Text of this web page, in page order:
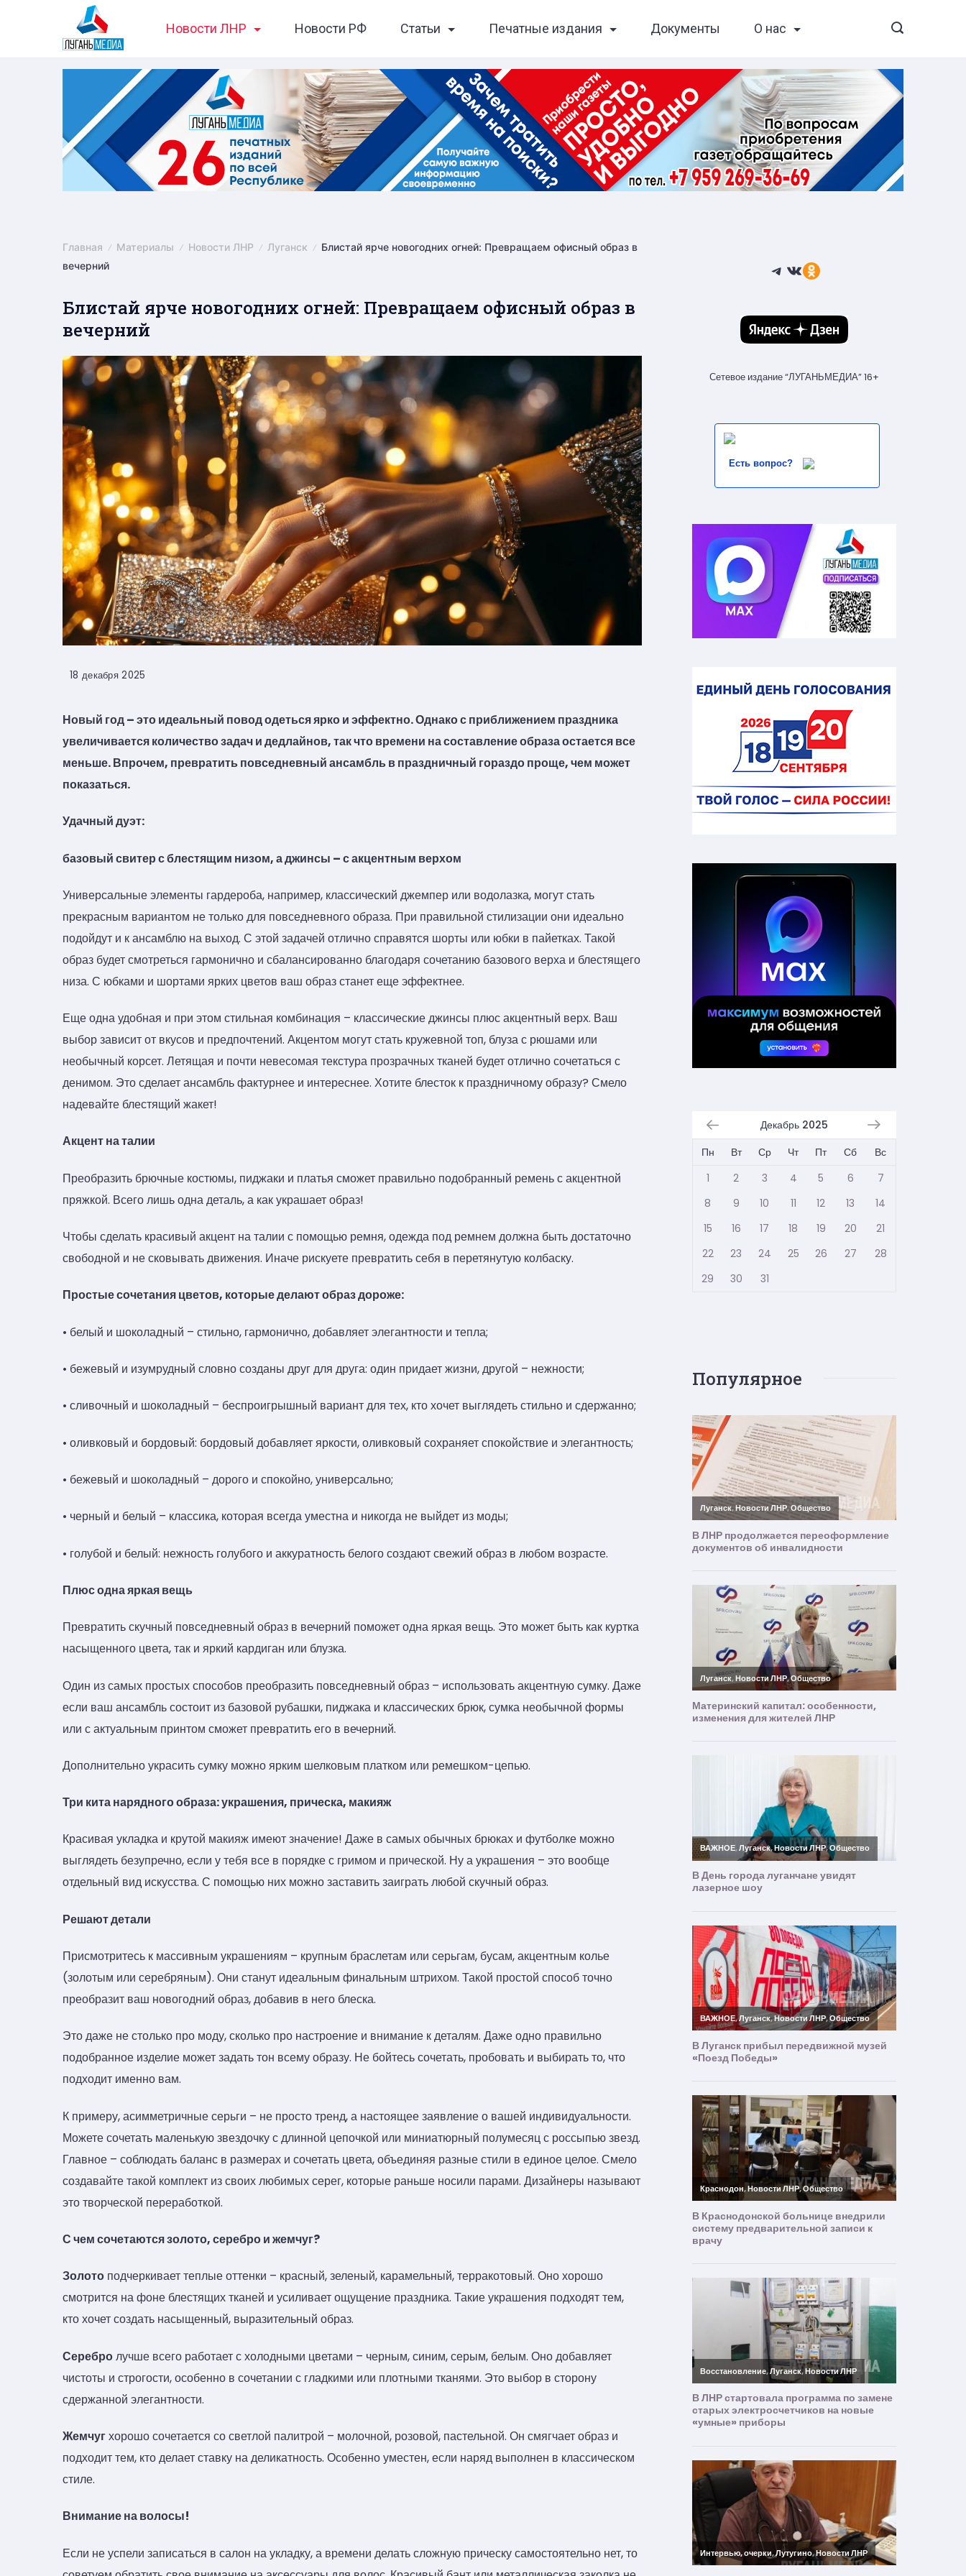
Новости ЛНР Новости РФ Статьи Печатные издания Документы О нас
Главная Материалы Новости ЛНР Луганск
Блистай ярче новогодних огней: Превращаем офисный образ в
вечерний
Блистай ярче новогодних огней: Превращаем офисный образ в
вечерний
18 декабря 2025
Новый год – это идеальный повод одеться ярко и эффектно. Однако с приближением праздника
увеличивается количество задач и дедлайнов, так что времени на составление образа остается все
меньше. Впрочем, превратить повседневный ансамбль в праздничный гораздо проще, чем может
показаться.
Удачный дуэт:
базовый свитер с блестящим низом, а джинсы – с акцентным верхом
Универсальные элементы гардероба, например, классический джемпер или водолазка, могут стать
прекрасным вариантом не только для повседневного образа. При правильной стилизации они идеально
подойдут и к ансамблю на выход. С этой задачей отлично справятся шорты или юбки в пайетках. Такой
образ будет смотреться гармонично и сбалансированно благодаря сочетанию базового верха и блестящего
низа. С юбками и шортами ярких цветов ваш образ станет еще эффектнее.
Еще одна удобная и при этом стильная комбинация – классические джинсы плюс акцентный верх. Ваш
выбор зависит от вкусов и предпочтений. Акцентом могут стать кружевной топ, блуза с рюшами или
необычный корсет. Летящая и почти невесомая текстура прозрачных тканей будет отлично сочетаться с
денимом. Это сделает ансамбль фактурнее и интереснее. Хотите блесток к праздничному образу? Смело
надевайте блестящий жакет!
Акцент на талии
Преобразить брючные костюмы, пиджаки и платья сможет правильно подобранный ремень с акцентной
пряжкой. Всего лишь одна деталь, а как украшает образ!
Чтобы сделать красивый акцент на талии с помощью ремня, одежда под ремнем должна быть достаточно
свободной и не сковывать движения. Иначе рискуете превратить себя в перетянутую колбаску.
Простые сочетания цветов, которые делают образ дороже:
• белый и шоколадный – стильно, гармонично, добавляет элегантности и тепла;
• бежевый и изумрудный словно созданы друг для друга: один придает жизни, другой – нежности;
• сливочный и шоколадный – беспроигрышный вариант для тех, кто хочет выглядеть стильно и сдержанно;
• оливковый и бордовый: бордовый добавляет яркости, оливковый сохраняет спокойствие и элегантность;
• бежевый и шоколадный – дорого и спокойно, универсально;
• черный и белый – классика, которая всегда уместна и никогда не выйдет из моды;
• голубой и белый: нежность голубого и аккуратность белого создают свежий образ в любом возрасте.
Плюс одна яркая вещь
Превратить скучный повседневный образ в вечерний поможет одна яркая вещь. Это может быть как куртка
насыщенного цвета, так и яркий кардиган или блузка.
Один из самых простых способов преобразить повседневный образ – использовать акцентную сумку. Даже
если ваш ансамбль состоит из базовой рубашки, пиджака и классических брюк, сумка необычной формы
или с актуальным принтом сможет превратить его в вечерний.
Дополнительно украсить сумку можно ярким шелковым платком или ремешком-цепью.
Три кита‎ нарядного образа: украшения, прическа, макияж
Красивая укладка и крутой макияж имеют значение! Даже в самых обычных брюках и футболке можно
выглядеть безупречно, если у тебя все в порядке с гримом и прической. Ну а украшения – это вообще
отдельный вид искусства. С помощью них можно заставить заиграть любой скучный образ.
Решают детали
Присмотритесь к массивным украшениям – крупным браслетам или серьгам, бусам, акцентным колье
(золотым или серебряным). Они станут идеальным финальным штрихом. Такой простой способ точно
преобразит ваш новогодний образ, добавив в него блеска.
Это даже не столько про моду, сколько про настроение и внимание к деталям. Даже одно правильно
подобранное изделие может задать тон всему образу. Не бойтесь сочетать, пробовать и выбирать то, что
подходит именно вам.
К примеру, асимметричные серьги – не просто тренд, а настоящее заявление о вашей индивидуальности.
Можете сочетать маленькую звездочку с длинной цепочкой или миниатюрный полумесяц с россыпью звезд.
Главное – соблюдать баланс в размерах и сочетать цвета, объединяя разные стили в единое целое. Смело
создавайте такой комплект из своих любимых серег, которые раньше носили парами. Дизайнеры называют
это творческой переработкой.
С чем сочетаются золото, серебро и жемчуг?
Золото подчеркивает теплые оттенки – красный, зеленый, карамельный, терракотовый. Оно хорошо
смотрится на фоне блестящих тканей и усиливает ощущение праздника. Такие украшения подходят тем,
кто хочет создать насыщенный, выразительный образ.
Серебролучше всего работает с холодными цветами – черным, синим, серым, белым. Оно добавляет
чистоты и строгости, особенно в сочетании с гладкими или плотными тканями. Это выбор в сторону
сдержанной элегантности.
Жемчугхорошо сочетается со светлой палитрой – молочной, розовой, пастельной. Он смягчает образ и
подходит тем, кто делает ставку на деликатность. Особенно уместен, если наряд выполнен в классическом
стиле.
Внимание на волосы!
Если не успели записаться в салон на укладку, а времени делать сложную прическу самостоятельно нет, то
Telegram
ВКонтакте
Ссылка
Сетевое издание “ЛУГАНЬМЕДИА” 16+
Есть вопрос?
Декабрь 2025
Пн
Вт Ср Чт Пт Сб
Вс
1
2 3 4 5 6
7
8
9 10 11 12 13
14
15
16 17 18 19 20
21
22
23 24 25 26 27
28
29
30 31
Популярное